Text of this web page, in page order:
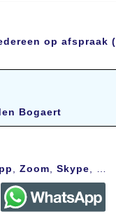
op afspraak (
Bogaert
, Zoom, Skype, …